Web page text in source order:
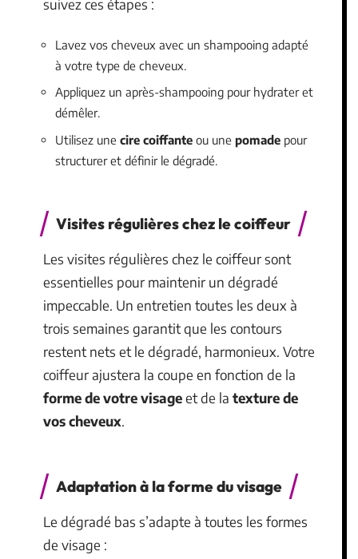
suivez ces étapes :
Lavez vos cheveux avec un shampooing adapté
à votre type de cheveux.
Appliquez un après-shampooing pour hydrater et
démêler.
Utilisez une cire coiffante ou une pomade pour
structurer et définir le dégradé.
Visites régulières chez le coiffeur
Les visites régulières chez le coiffeur sont
essentielles pour maintenir un dégradé
impeccable. Un entretien toutes les deux à
trois semaines garantit que les contours
restent nets et le dégradé, harmonieux. Votre
coiffeur ajustera la coupe en fonction de la
forme de votre visageet de la texture de
vos cheveux.
Adaptation à la forme du visage
Le dégradé bas s’adapte à toutes les formes
de visage :